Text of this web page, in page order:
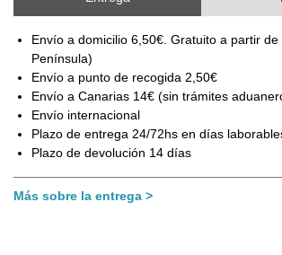
Envío a domicilio 6,50€. Gratuito a partir de
Península)
Envío a punto de recogida 2,50€
Envío a Canarias 14€ (sin trámites
Envío internacional
Plazo de entrega 24/72hs en días
Plazo de devolución 14 días
Más sobre la entrega